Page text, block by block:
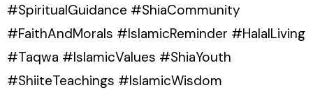
#SpiritualGuidance #ShiaCommunity
#FaithAndMorals #IslamicReminder #HalalLiving
#Taqwa #IslamicValues #ShiaYouth
#ShiiteTeachings #IslamicWisdom